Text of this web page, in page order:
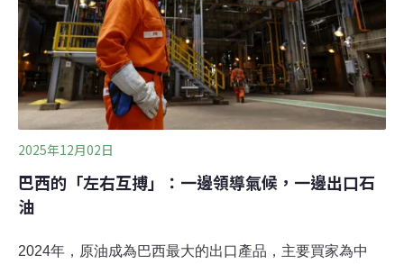
遠，還會誤捕大量非目標物種，也就是「副漁獲物」。近
日，不論在國際談判或電影院，底拖網捕撈與深海資源利
用皆惹起了熱議。而橙鯛捕撈應否存續之爭，體現了人類
與深海之間緊張的關係。
2025年12月02日
巴西的「左右互搏」：一邊領導氣候，一邊出口石
油
2024年，原油成為巴西最大的出口產品，主要買家為中